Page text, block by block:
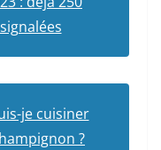
je cuisiner
?